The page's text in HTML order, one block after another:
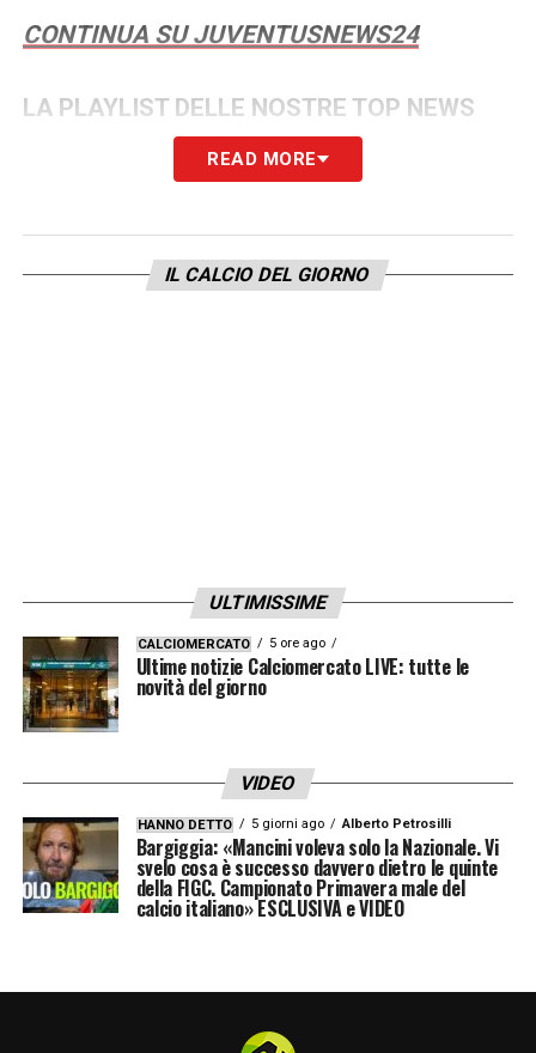
CONTINUA SU JUVENTUSNEWS24
LA PLAYLIST DELLE NOSTRE TOP NEWS
READ MORE
IL CALCIO DEL GIORNO
ULTIMISSIME
CALCIOMERCATO 5 ore ago
Ultime notizie Calciomercato LIVE: tutte le
novità del giorno
VIDEO
HANNO DETTO 5 giorni ago Alberto Petrosilli
Bargiggia: «Mancini voleva solo la Nazionale. Vi
svelo cosa è successo davvero dietro le quinte
della FIGC. Campionato Primavera male del
calcio italiano» ESCLUSIVA e VIDEO